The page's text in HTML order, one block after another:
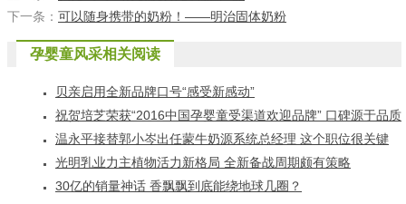
下一条： 可以随身携带的奶粉！——明治固体奶粉
孕婴童风采相关阅读
贝亲启用全新品牌口号“感受新感动”
祝贺培芝荣获“2016中国孕婴童受渠道欢迎品牌” 口碑源于品质
温永平接替郭小岑出任蒙牛奶源系统总经理 这个职位很关键
光明乳业力主植物活力新格局 全新备战周期颇有策略
30亿的销量神话 香飘飘到底能绕地球几圈？